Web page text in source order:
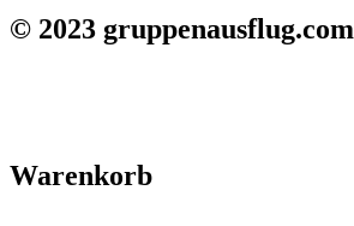
© 2023 gruppenausflug.com
Warenkorb